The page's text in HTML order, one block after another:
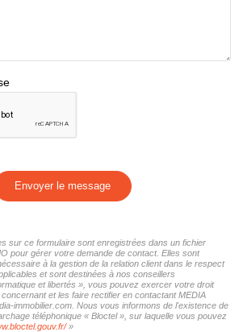
Envoyer le message
sur ce formulaire sont enregistrées dans un fichier
pour gérer votre demande de contact. Elles sont
à la gestion de la relation client dans le respect
et sont destinées à nos conseillers
et libertés », vous pouvez exercer votre droit
et les faire rectifier en contactant MEDIA
immobilier.com. Nous vous informons de l'existence de
téléphonique « Bloctel », sur laquelle vous pouvez
»